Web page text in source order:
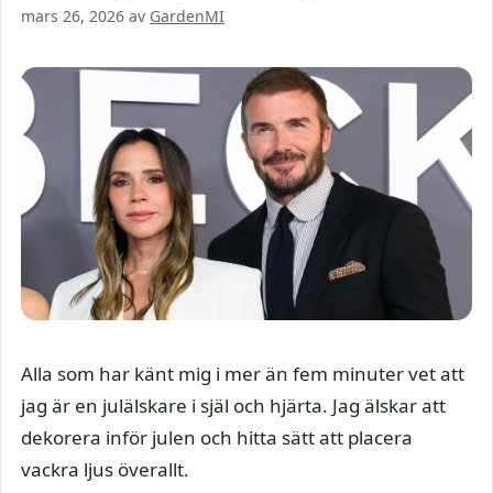
mars 26, 2026 av GardenMI
Alla som har känt mig i mer än fem minuter vet att
jag är en julälskare i själ och hjärta. Jag älskar att
dekorera inför julen och hitta sätt att placera
vackra ljus överallt.